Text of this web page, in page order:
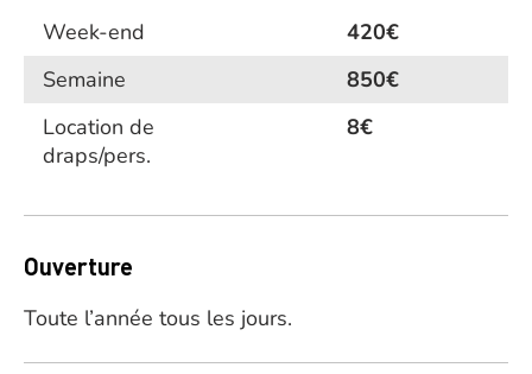
Week-end
420€
Semaine
850€
Location de
draps/pers.
8€
Ouverture
Toute l’année tous les jours.